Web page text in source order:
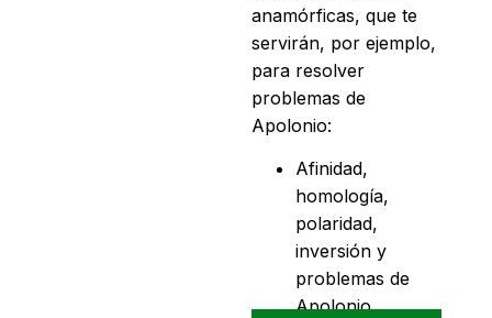
anamórficas, que te
servirán, por ejemplo,
para resolver
problemas de
Apolonio:
Afinidad,
homología,
polaridad,
inversión y
problemas de
Apolonio.